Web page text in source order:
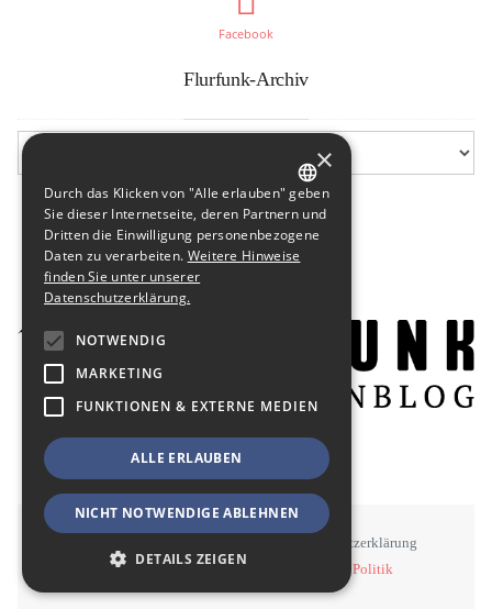
Facebook
Flurfunk-Archiv
Datenschutzerklärung
©STAWOWY - Kommunikation, Medien, Politik
GERMAN
ENGLISH
×
Durch das Klicken von "Alle erlauben" geben
Sie dieser Internetseite, deren Partnern und
Dritten die Einwilligung personenbezogene
Daten zu verarbeiten. Weitere Hinweise
finden Sie unter unserer
Datenschutzerklärung.
NOTWENDIG
MARKETING
FUNKTIONEN & EXTERNE MEDIEN
ALLE ERLAUBEN
NICHT NOTWENDIGE ABLEHNEN
DETAILS ZEIGEN